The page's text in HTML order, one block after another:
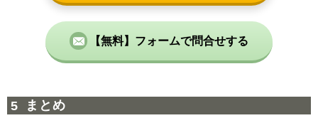
【無料】フォームで問合せする
まとめ